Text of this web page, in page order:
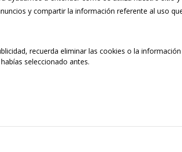
y compartir la información referente al uso
recuerda eliminar las cookies o la
seleccionado antes.